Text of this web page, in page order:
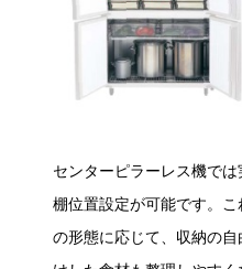
センターピラーレス機で
棚位置設定が可能です。
の形態に応じて、収納の